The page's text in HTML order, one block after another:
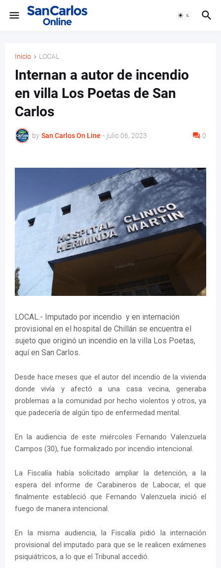
Inicio LOCAL
Internan a autor de incendio
en villa Los Poetas de San
Carlos
by San Carlos On Line - julio 06, 2023 0
LOCAL.- Imputado por incendio y en internación
provisional en el hospital de Chillán se encuentra el
sujeto que originó un incendio en la villa Los Poetas,
aquí en San Carlos.
Desde hace meses que el autor del incendio de la vivienda
donde vivía y afectó a una casa vecina, generaba
problemas a la comunidad por hecho violentos y otros, ya
que padecería de algún tipo de enfermedad mental.
En la audiencia de este miércoles Fernando Valenzuela
Campos (30), fue formalizado por incendio intencional.
La Fiscalía había solicitado ampliar la detención, a la
espera del informe de Carabineros de Labocar, el que
finalmente estableció que Fernando Valenzuela inició el
fuego de manera intencional.
En la misma audiencia, la Fiscalía pidió la internación
provisional del imputado para que se le realicen exámenes
psiquiátricos, a lo que el Tribunal accedió.